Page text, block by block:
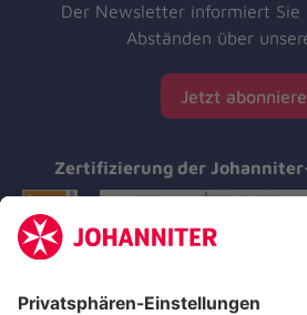
Der Newsletter informiert Sie
Abständen über
Jetzt
Zertifizierung der